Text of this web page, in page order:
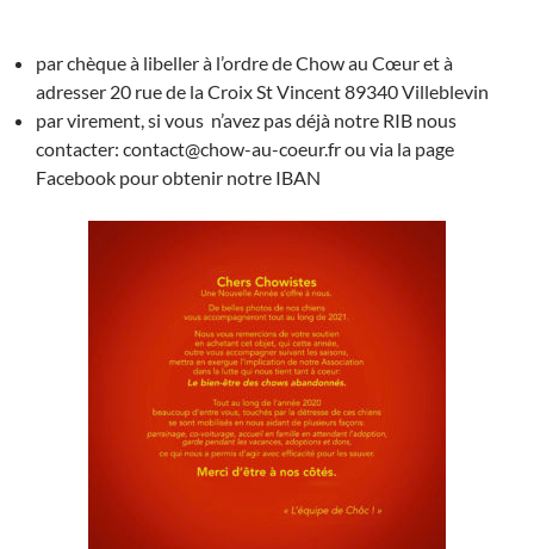
par chèque à libeller à l’ordre de Chow au Cœur et à
adresser 20 rue de la Croix St Vincent 89340 Villeblevin
par virement, si vous n’avez pas déjà notre RIB nous
contacter: contact@chow-au-coeur.fr ou via la page
Facebook pour obtenir notre IBAN